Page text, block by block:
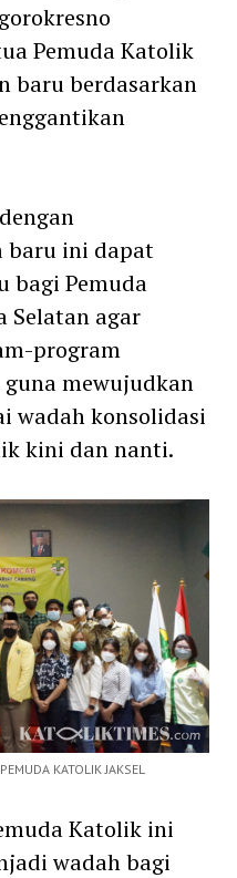
Pemuda Katolik
baru berdasarkan
baru ini dapat
bagi Pemuda
Selatan agar
program
mewujudkan
wadah konsolidasi
kini dan nanti.
KATOLIK JAKSEL
Katolik ini
wadah bagi